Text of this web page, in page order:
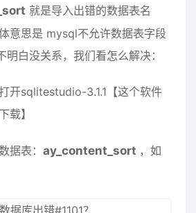
就是导入出错的数据表名
意思是 mysql不允许数据表字段
明白没关系，我们看怎么解决：
开sqlitestudio-3.1.1【这个软件
载】
据表： ay_content_sort ，如